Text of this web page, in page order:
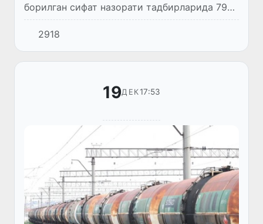
борилган сифат назорати тадбирларида 799
та АЁҚШ ва корхоналардан 2 289 та
намуналар олинди.
2918
19ДЕК17:53